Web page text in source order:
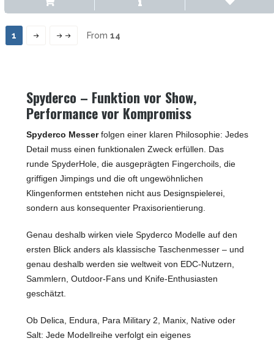
1 From 14
Spyderco – Funktion vor Show,
Performance vor Kompromiss
Spyderco Messerfolgen einer klaren Philosophie: Jedes
Detail muss einen funktionalen Zweck erfüllen. Das
runde SpyderHole, die ausgeprägten Fingerchoils, die
griffigen Jimpings und die oft ungewöhnlichen
Klingenformen entstehen nicht aus Designspielerei,
sondern aus konsequenter Praxisorientierung.
Genau deshalb wirken viele Spyderco Modelle auf den
ersten Blick anders als klassische Taschenmesser – und
genau deshalb werden sie weltweit von EDC-Nutzern,
Sammlern, Outdoor-Fans und Knife-Enthusiasten
geschätzt.
Ob Delica, Endura, Para Military 2, Manix, Native oder
Salt: Jede Modellreihe verfolgt ein eigenes